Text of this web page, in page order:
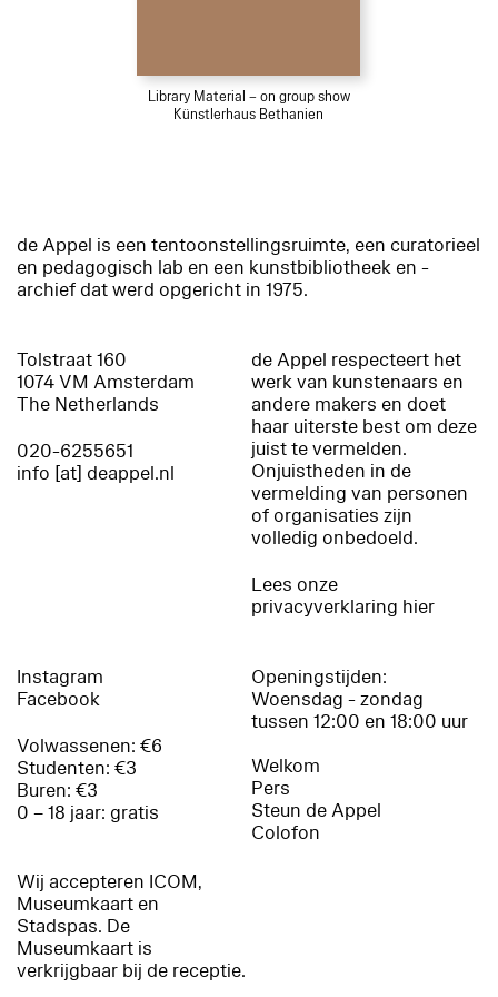
Library Material – on group show
Künstlerhaus Bethanien
de Appel is een tentoonstellingsruimte, een curatorieel
en pedagogisch lab en een kunstbibliotheek en -
archief dat werd opgericht in 1975.
Tolstraat 160
1074 VM Amsterdam
The Netherlands
020-6255651
info [at] deappel.nl
de Appel respecteert het
werk van kunstenaars en
andere makers en doet
haar uiterste best om deze
juist te vermelden.
Onjuistheden in de
vermelding van personen
of organisaties zijn
volledig onbedoeld.
Lees onze
privacyverklaring hier
Instagram
Facebook
Volwassenen: €6
Studenten: €3
Buren: €3
0 – 18 jaar: gratis
Wij accepteren ICOM,
Museumkaart en
Stadspas. De
Museumkaart is
verkrijgbaar bij de receptie.
Openingstijden:
Woensdag - zondag
tussen 12:00 en 18:00 uur
Welkom
Pers
Steun de Appel
Colofon